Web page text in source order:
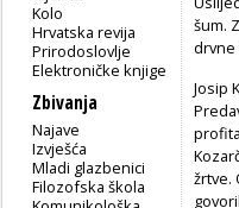
Kolo
Hrvatska revija
Prirodoslovlje
Elektroničke knjige
Zbivanja
Najave
Izvješća
Mladi glazbenici
Filozofska škola
šum.
drvne
Josip
žrtve.